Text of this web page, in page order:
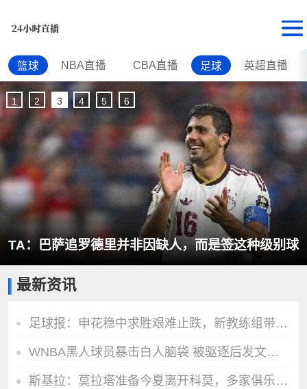
篮球 NBA直播 CBA直播 足球 英超直播
TA：巴萨追罗德里并非因缺人，而是签这种级别球
1 2 3 4 5 6
最新资讯
足球报：申花稳中求胜艰难止跌，新教练组带给球队不同调整
WNBA黑人球员暴击白人脑袋 被驱逐后发文：白人有特权！
斯基拉：莫拉塔准备今夏离开科莫，多家俱乐部对他感兴趣